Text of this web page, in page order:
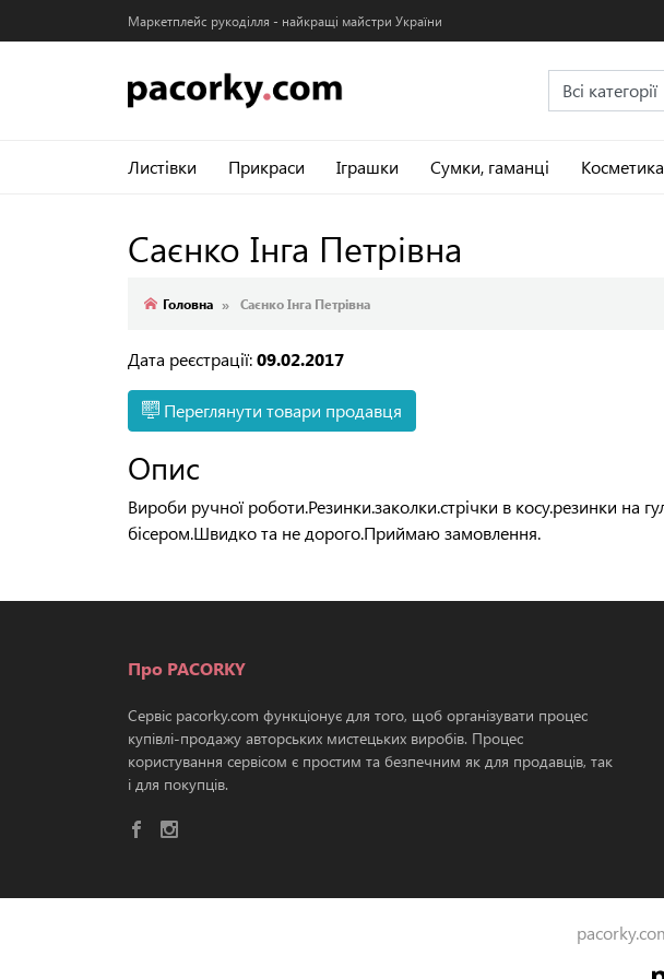
Маркетплейс рукоділля - найкращі майстри України
Листівки Прикраси Іграшки Сумки, гаманці Косметика
Саєнко Інга Петрівна
Головна Саєнко Інга Петрівна
Дата реєстрації:09.02.2017
Переглянути товари продавця
Опис
Вироби ручної роботи.Резинки.заколки.стрічки в косу.резинки на
бісером.Швидко та не дорого.Приймаю замовлення.
Про PACORKY
Сервіс pacorky.com функціонує для того, щоб організувати процес
купівлі-продажу авторських мистецьких виробів. Процес
користування сервісом є простим та безпечним як для продавців, так
і для покупців.